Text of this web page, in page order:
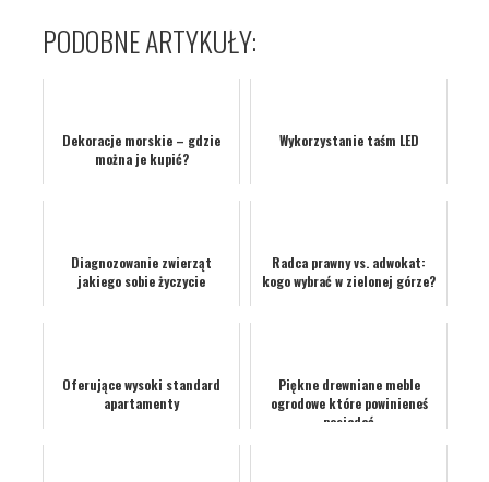
PODOBNE ARTYKUŁY:
Dekoracje morskie – gdzie
można je kupić?
Wykorzystanie taśm LED
Diagnozowanie zwierząt
jakiego sobie życzycie
Radca prawny vs. adwokat:
kogo wybrać w zielonej górze?
Oferujące wysoki standard
apartamenty
Piękne drewniane meble
ogrodowe które powinieneś
posiadać